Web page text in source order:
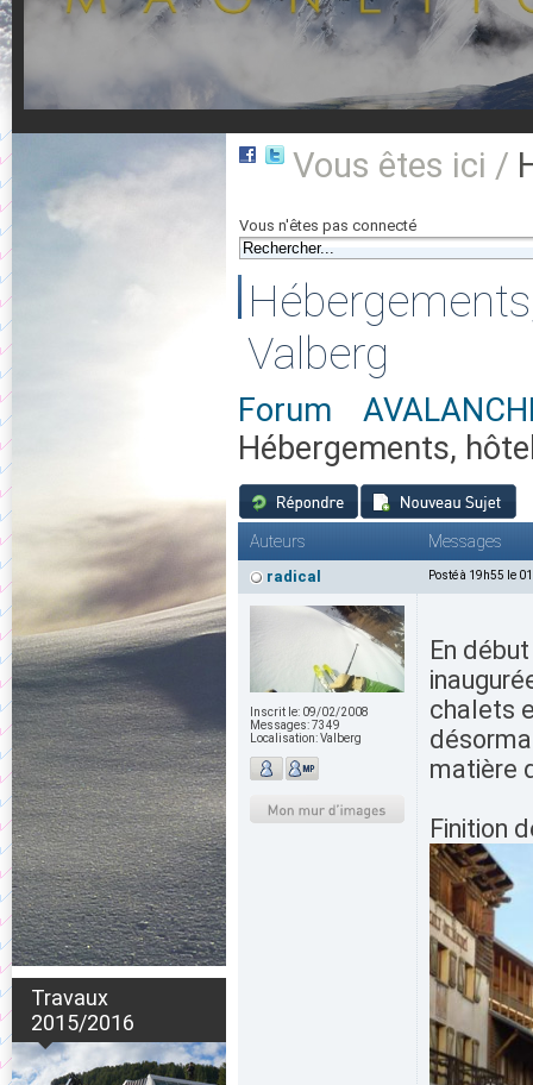
Travaux
2015/2016
Vous êtes ici /
Vous n'êtes pas connecté
Valberg
Forum
Hébergements,
Auteurs Messages
radical Posté à 19h55 le
Inscrit le: 09/02/2008
Messages:7349
Localisation:Valberg
En
chalets
matière
Finition